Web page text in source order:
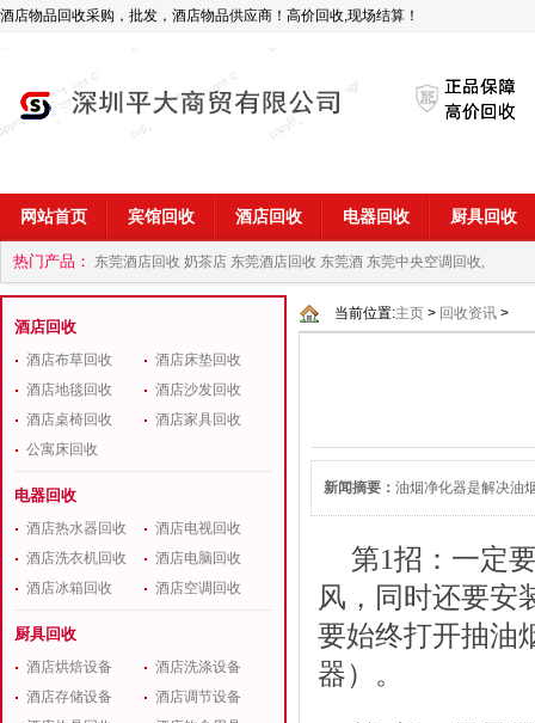
酒店物品回收采购，批发，酒店物品供应商！高价回收,现场结算！
网站首页 宾馆回收 酒店回收 电器回收 厨具回收
热门产品： 东莞酒店回收 奶茶店 东莞酒店回收 东莞酒 东莞中央空调回收,
商 深圳酒店用品回收公司
酒店回收
酒店布草回收
酒店床垫回收
酒店地毯回收
酒店沙发回收
酒店桌椅回收
酒店家具回收
公寓床回收
电器回收
酒店热水器回收
酒店电视回收
酒店洗衣机回收
酒店电脑回收
酒店冰箱回收
酒店空调回收
厨具回收
酒店烘焙设备
酒店洗涤设备
酒店存储设备
酒店调节设备
当前位置:主页 > 回收资讯 >
新闻摘要： 油烟净化器是解决油
第1招：一定
风，同时还要安
要始终打开抽油
器）。